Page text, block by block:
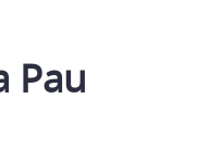
Pau